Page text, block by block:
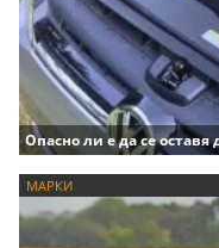
Опасно ли е да се
МАРКИ